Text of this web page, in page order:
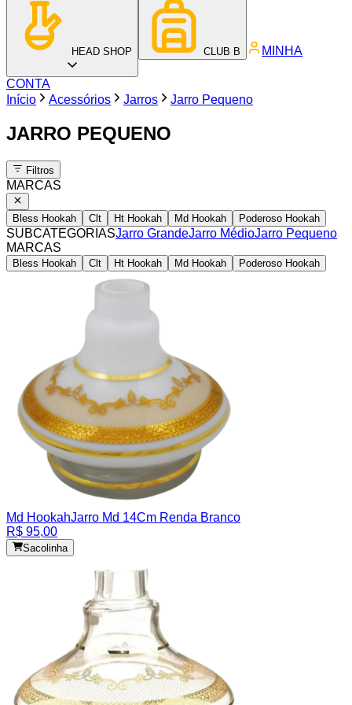
HEAD SHOP CLUB B MINHA
CONTA
Início
Acessórios Jarros Jarro Pequeno
JARRO PEQUENO
Filtros
MARCAS
Bless Hookah Clt Ht Hookah Md Hookah Poderoso Hookah
SUBCATEGORIASJarro GrandeJarro MédioJarro Pequeno
MARCAS
Bless Hookah Clt Ht Hookah Md Hookah Poderoso Hookah
Md HookahJarro Md 14Cm Renda Branco
R$ 95,00
Sacolinha